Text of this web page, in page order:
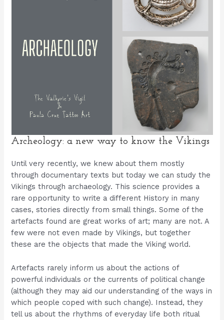
Archeology: a new way to know the Vikings
Until very recently, we knew about them mostly
through documentary texts but today we can study the
Vikings through archaeology. This science provides a
rare opportunity to write a different History in many
cases, stories directly from small things. Some of the
artefacts found are great works of art; many are not. A
few were not even made by Vikings, but together
these are the objects that made the Viking world.
Artefacts rarely inform us about the actions of
powerful individuals or the currents of political change
(although they may aid our understanding of the ways in
which people coped with such change). Instead, they
tell us about the rhythms of everyday life both ritual